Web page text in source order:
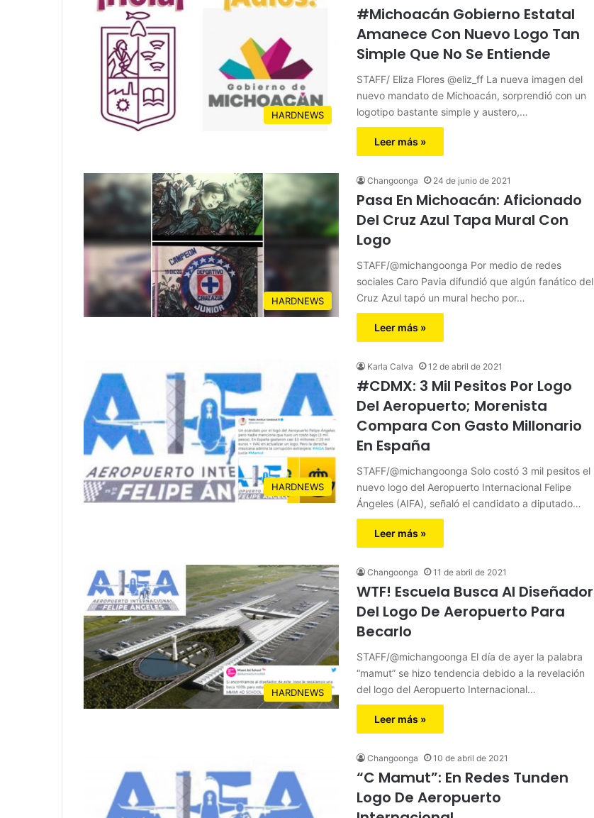
HARDNEWS
#Michoacán Gobierno Estatal
Amanece Con Nuevo Logo Tan
Simple Que No Se Entiende
STAFF/ Eliza Flores @eliz_ff La nueva imagen del
nuevo mandato de Michoacán, sorprendió con un
logotipo bastante simple y austero,…
Leer más »
HARDNEWS
Changoonga 24 de junio de 2021
Pasa En Michoacán: Aficionado
Del Cruz Azul Tapa Mural Con
Logo
STAFF/@michangoonga Por medio de redes
sociales Caro Pavia difundió que algún fanático del
Cruz Azul tapó un mural hecho por…
Leer más »
HARDNEWS
Karla Calva 12 de abril de 2021
#CDMX: 3 Mil Pesitos Por Logo
Del Aeropuerto; Morenista
Compara Con Gasto Millonario
En España
STAFF/@michangoonga Solo costó 3 mil pesitos el
nuevo logo del Aeropuerto Internacional Felipe
Ángeles (AIFA), señaló el candidato a diputado…
Leer más »
HARDNEWS
Changoonga 11 de abril de 2021
WTF! Escuela Busca Al Diseñador
Del Logo De Aeropuerto Para
Becarlo
STAFF/@michangoonga El día de ayer la palabra
“mamut” se hizo tendencia debido a la revelación
del logo del Aeropuerto Internacional…
Leer más »
Changoonga 10 de abril de 2021
“C Mamut”: En Redes Tunden
Logo De Aeropuerto